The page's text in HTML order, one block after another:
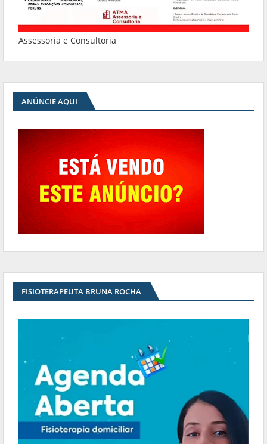
Assessoria e Consultoria
ANÚNCIE AQUI
FISIOTERAPEUTA BRUNA ROCHA